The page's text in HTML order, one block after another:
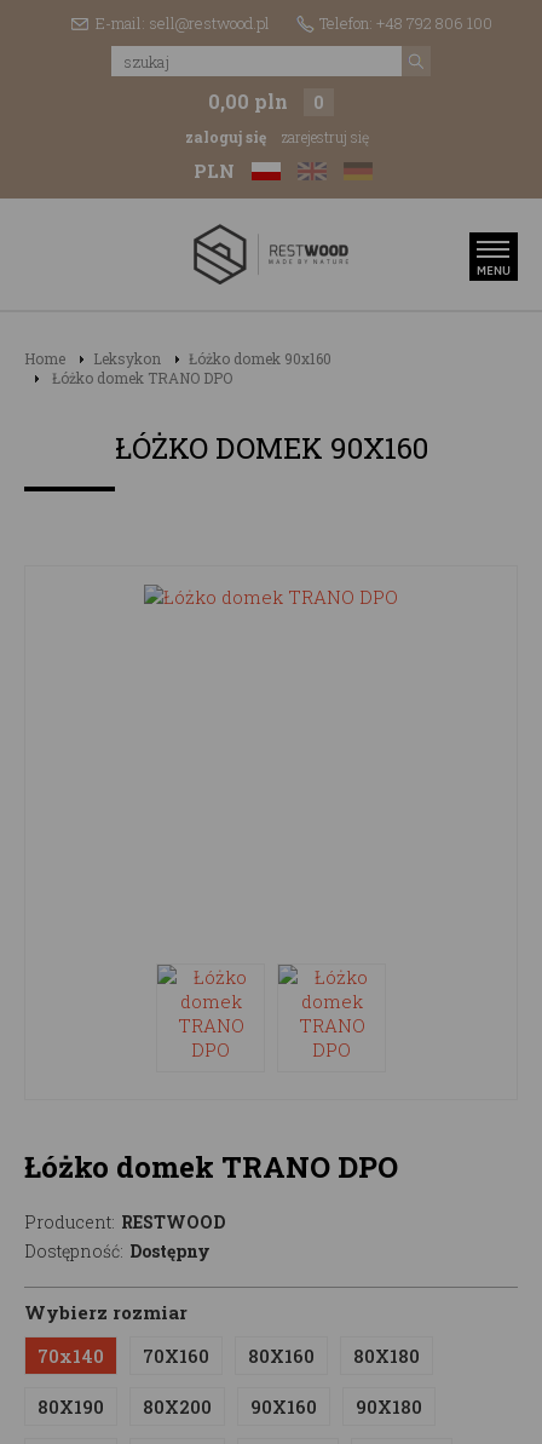
E-mail: sell@restwood.pl Telefon: +48 792 806 100
0,00 pln 0
zaloguj się zarejestruj się
PLN
Home Leksykon
Łóżko domek 90x160
Łóżko domek TRANO DPO
ŁÓŻKO DOMEK 90X160
Łóżko domek TRANO DPO
Producent: RESTWOOD
Dostępność: Dostępny
Wybierz rozmiar
70x140
70X160 80X160 80X180
80X190 80X200 90X160 90X180